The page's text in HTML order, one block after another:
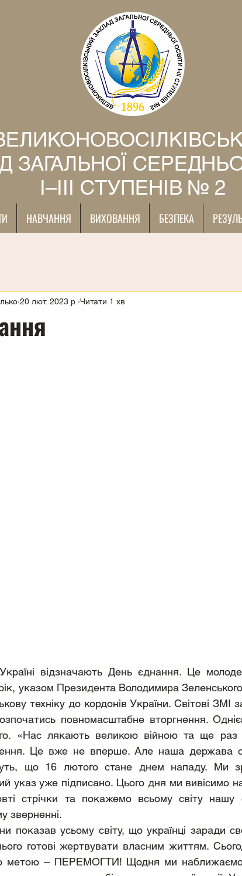
ЗАГАЛЬНОЇ
І–ІІІ СТУПЕНІВ № 2
НАВЧАННЯ ВИХОВАННЯ БЕЗПЕКА
20 лют. 2023 р. Читати 1 хв
указом Президента Володимира
техніку до кордонів України. Світові
повномасштабне вторгнення.
«Нас лякають великою війною та ще раз
Це вже не вперше. Але наша держава
що 16 лютого стане днем нападу. Ми
указ уже підписано. Цього дня ми вивісимо
стрічки та покажемо всьому світу нашу
зверненні.
готові жертвувати власним життям.
метою – ПЕРЕМОГТИ! Щодня ми